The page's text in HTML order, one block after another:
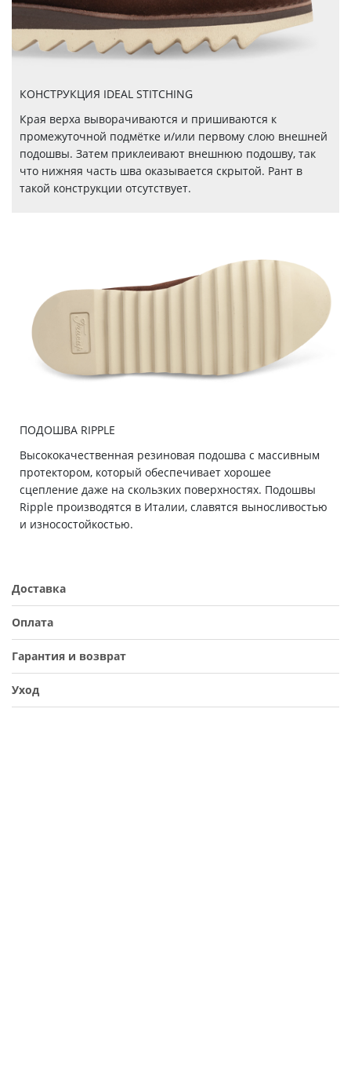
КОНСТРУКЦИЯ IDEAL STITCHING
Края верха выворачиваются и пришиваются к
промежуточной подмётке и/или первому слою внешней
подошвы. Затем приклеивают внешнюю подошву, так
что нижняя часть шва оказывается скрытой. Рант в
такой конструкции отсутствует.
ПОДОШВА RIPPLE
Высококачественная резиновая подошва с массивным
протектором, который обеспечивает хорошее
сцепление даже на скользких поверхностях. Подошвы
Ripple производятся в Италии, славятся выносливостью
и износостойкостью.
Доставка
Оплата
Гарантия и возврат
Уход